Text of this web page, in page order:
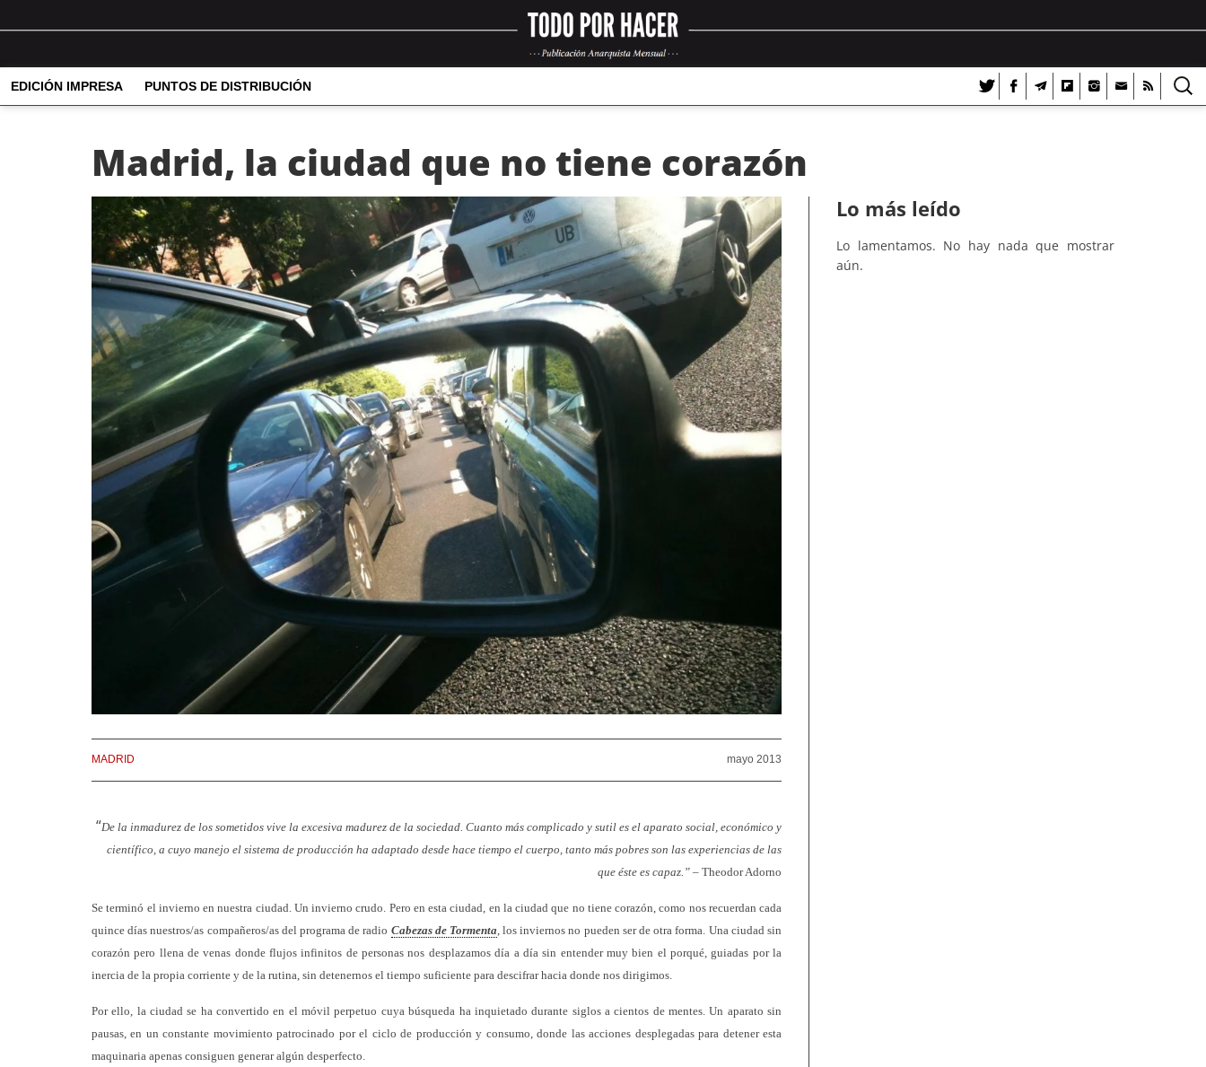
EDICIÓN IMPRESA PUNTOS DE DISTRIBUCIÓN
Madrid, la ciudad que no tiene corazón
mayo 2013
MADRID
“De la inmadurez de los sometidos vive la excesiva madurez de la sociedad. Cuanto más complicado y sutil es el aparato social, económico y
científico, a cuyo manejo el sistema de producción ha adaptado desde hace tiempo el cuerpo, tanto más pobres son las experiencias de las
que éste es capaz.” – Theodor Adorno
Se terminó el invierno en nuestra ciudad. Un invierno crudo. Pero en esta ciudad, en la ciudad que no tiene corazón, como nos recuerdan cada
quince días nuestros/as compañeros/as del programa de radio Cabezas de Tormenta , los inviernos no pueden ser de otra forma. Una ciudad sin
corazón pero llena de venas donde flujos infinitos de personas nos desplazamos día a día sin entender muy bien el porqué, guiadas por la
inercia de la propia corriente y de la rutina, sin detenernos el tiempo suficiente para descifrar hacia donde nos dirigimos.
Por ello, la ciudad se ha convertido en el móvil perpetuo cuya búsqueda ha inquietado durante siglos a cientos de mentes. Un aparato sin
pausas, en un constante movimiento patrocinado por el ciclo de producción y consumo, donde las acciones desplegadas para detener esta
maquinaria apenas consiguen generar algún desperfecto.
Lo más leído
Lo lamentamos. No hay nada que mostrar
aún.